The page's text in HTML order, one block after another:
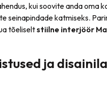
kui soovite anda oma
seinapindade katmiseks.
tõeliseltstiilne interjöör
ja